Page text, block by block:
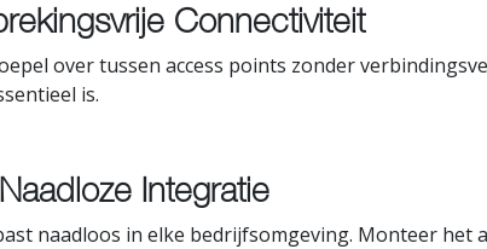
Connectiviteit
over tussen access points zonder
is.
Integratie
naadloos in elke bedrijfsomgeving. Monteer het